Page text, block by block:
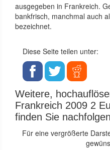
ausgegeben in Frankreich.
bankfrisch, manchmal auch
bezeichnet.
Diese Seite teilen unter:
Weitere,
Frankreich 2009 2
finden Sie
Für eine vergrößerte